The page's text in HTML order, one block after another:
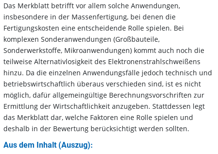
Das Merkblatt betrifft vor allem solche Anwendungen,
insbesondere in der Massenfertigung, bei denen die
Fertigungskosten eine entscheidende Rolle spielen. Bei
komplexen Sonderanwendungen (Großbauteile,
Sonderwerkstoffe, Mikroanwendungen) kommt auch noch die
teilweise Alternativlosigkeit des Elektronenstrahlschweißens
hinzu. Da die einzelnen Anwendungsfälle jedoch technisch und
betriebswirtschaftlich überaus verschieden sind, ist es nicht
möglich, dafür allgemeingültige Berechnungsvorschriften zur
Ermittlung der Wirtschaftlichkeit anzugeben. Stattdessen legt
das Merkblatt dar, welche Faktoren eine Rolle spielen und
deshalb in der Bewertung berücksichtigt werden sollten.
Aus dem Inhalt (Auszug):